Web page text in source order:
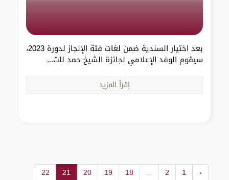
بعد اختيار السندية ضمن لغات فئة الإنجاز لدورة 2023،
سيقوم الوفد الإعلامي لجائزة الشيخ حمد للت...
إقرأ المزيد
‹
1
2
...
18
19
20
21
22